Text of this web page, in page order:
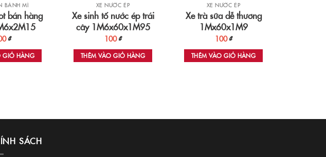
BÁNH MÌ
bán hàng
₫
GIỎ HÀNG
XE NƯỚC ÉP
Xe sinh tố nước ép trái
cây 1M6x60x1M95
100₫
THÊM VÀO GIỎ HÀNG
XE NƯỚC ÉP
Xe trà sữa dễ thương
1Mx60x1M9
100₫
THÊM VÀO GIỎ HÀNG
SÁCH